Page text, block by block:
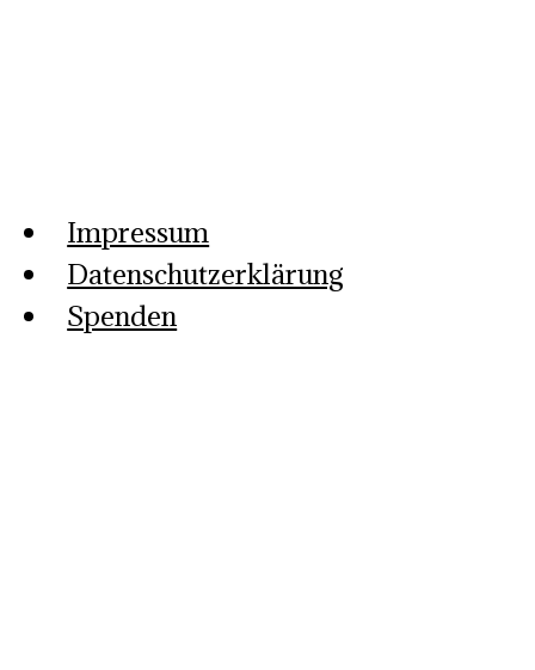
Impressum
Datenschutzerklärung
Spenden